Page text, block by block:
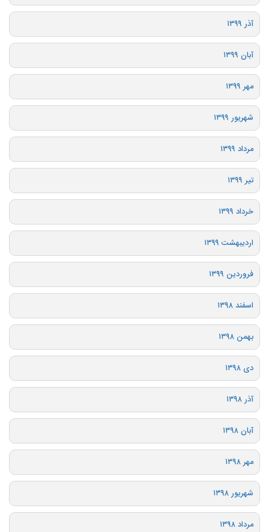
آذر ۱۳۹۹
آبان ۱۳۹۹
مهر ۱۳۹۹
شهریور ۱۳۹۹
مرداد ۱۳۹۹
تیر ۱۳۹۹
خرداد ۱۳۹۹
اردیبهشت ۱۳۹۹
فروردین ۱۳۹۹
اسفند ۱۳۹۸
بهمن ۱۳۹۸
دی ۱۳۹۸
آذر ۱۳۹۸
آبان ۱۳۹۸
مهر ۱۳۹۸
شهریور ۱۳۹۸
مرداد ۱۳۹۸